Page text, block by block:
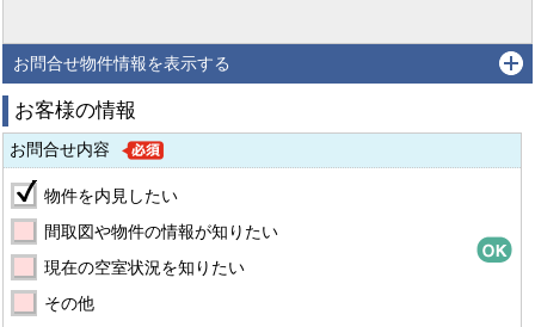
お問合せ物件情報を表示する
お客様の情報
お問合せ内容
物件を内見したい
間取図や物件の情報が知りたい
現在の空室状況を知りたい
その他